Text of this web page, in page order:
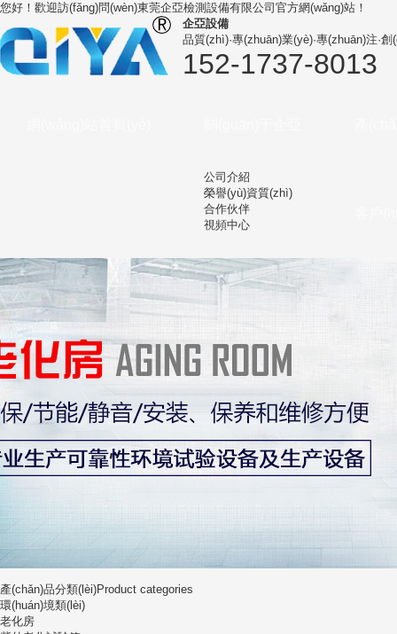
您好！歡迎訪(fǎng)問(wèn)東莞企亞檢測設備有限公司 官方網(wǎng)站！
企亞設備
品質(zhì)·專(zhuān)業(yè)·專(zhuān)注·
152-1737-8013
公司介紹
榮譽(yù)資質(zhì)
合作伙伴
視頻中心
產(chǎn)品分類(lèi)Product categories
環(huán)境類(lèi)
老化房